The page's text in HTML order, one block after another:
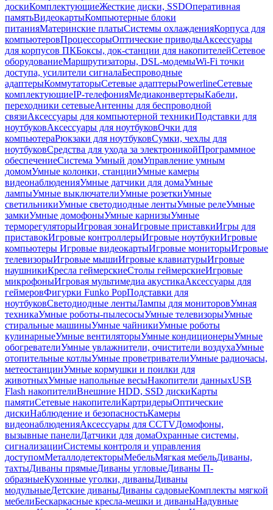
доскиКомплектующиеЖесткие диски, SSDОперативная
памятьВидеокартыКомпьютерные блоки
питанияМатеринские платыСистемы охлажденияКорпуса для
компьютеровПроцессорыОптические приводыАксессуары
для корпусов ПКБоксы, док-станции для накопителейСетевое
оборудованиеМаршрутизаторы, DSL-модемыWi-Fi точки
доступа, усилители сигналаБеспроводные
адаптерыКоммутаторыСетевые адаптерыPowerlineСетевые
комплектующиеIP-телефонияМедиаконвертерыКабели,
переходники сетевыеАнтенны для беспроводной
связиАксессуары для компьютерной техникиПодставки для
ноутбуковАксессуары для ноутбуковОчки для
компьютераРюкзаки для ноутбуковСумки, чехлы для
ноутбуковСредства для ухода за электроникойПрограммное
обеспечениеСистема Умный домУправление умным
домомУмные колонки, станцииУмные камеры
видеонаблюденияУмные датчики для домаУмные
лампыУмные выключателиУмные розеткиУмные
светильникиУмные светодиодные лентыУмные релеУмные
замкиУмные домофоныУмные карнизыУмные
терморегуляторыИгровая зонаИгровые приставкиИгры для
приставокИгровые контроллерыИгровые ноутбукиИгровые
компьютеры Игровые видеокартыИгровые мониторыИгровые
телевизорыИгровые мышиИгровые клавиатурыИгровые
наушникиКресла геймерскиеСтолы геймерскиеИгровые
микрофоныИгровая мультимедиа акустикаАксессуары для
геймеровФигурки Funko PopПодставки для
ноутбуковСветодиодные лентыЛампы для мониторовУмная
техникаУмные роботы-пылесосыУмные телевизорыУмные
стиральные машиныУмные чайникиУмные роботы
кулинарныеУмные вентиляторыУмные кондиционерыУмные
обогревателиУмные увлажнители, очистители воздухаУмные
отопительные котлыУмные проветривателиУмные радиочасы,
метеостанцииУмные кормушки и поилки для
животныхУмные напольные весыНакопители данныхUSB
Flash накопителиВнешние HDD, SSD дискиКарты
памятиСетевые накопителиКартридерыОптические
дискиНаблюдение и безопасностьКамеры
видеонаблюденияАксессуары для CCTVДомофоны,
вызывные панелиДатчики для домаОхранные системы,
сигнализацииСистемы контроля и управления
доступомМеталлодетекторыМебельМягкая мебельДиваны,
тахтыДиваны прямыеДиваны угловыеДиваны П-
образныеКухонные уголки, диваныДиваны
модульныеДетские диваныДиваны садовыеКомплекты мягкой
мебелиБескаркасные кресла-мешки и диваныНадувные